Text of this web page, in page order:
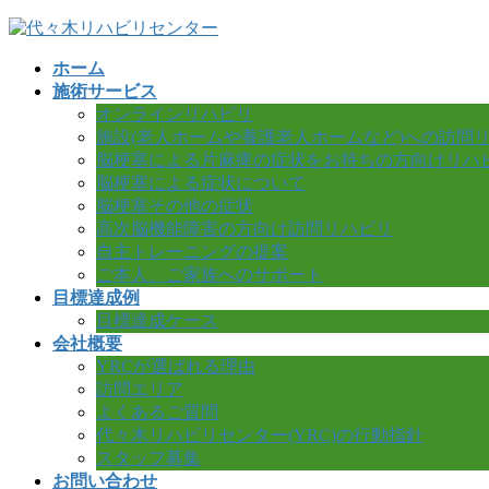
コ
ナ
ホーム
施術サービス
オンラインリハビリ
施設(老人ホームや養護老人ホームなど)への訪問
脳梗塞による片麻痺の症状をお持ちの方向けリハ
脳梗塞による症状について
脳梗塞その他の症状
高次脳機能障害の方向け訪問リハビリ
自主トレーニングの提案
ご本人、ご家族へのサポート
目標達成例
目標達成ケース
会社概要
YRCが選ばれる理由
訪問エリア
よくあるご質問
代々木リハビリセンター(YRC)の行動指針
スタッフ募集
お問い合わせ